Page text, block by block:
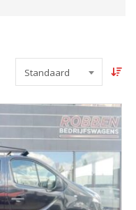
Standaard